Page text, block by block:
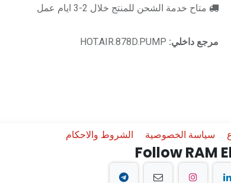
متاح خدمة الشحن للمنتج خلال 2-3 ايام عمل
مرجع داخلي: HOT.AIR.878D.PUMP
سياسة الخصوصية الشروط والاحكام
Follow RAM